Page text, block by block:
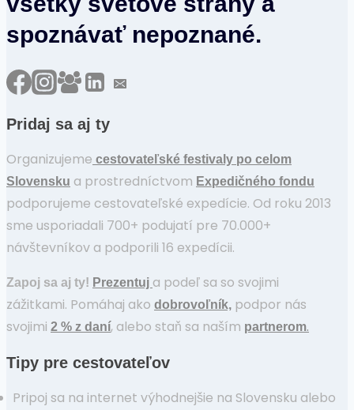
spoznávať nepoznané.
Pridaj sa aj ty
Organizujeme cestovateľské festivaly po celom
Slovensku a prostredníctvom Expedičného fondu
podporujeme cestovateľské expedície. Od roku 2013
sme usporiadali 700+ podujatí pre 70.000+
návštevníkov a podporili 16 expedícii.
Zapoj sa aj ty! Prezentuj a podeľ sa so svojimi
zážitkami. Pomáhaj ako dobrovoľník, podpor nás
svojimi 2 % z daní, alebo staň sa naším partnerom.
Tipy pre cestovateľov
Pripoj sa na internet výhodnejšie na Slovensku alebo